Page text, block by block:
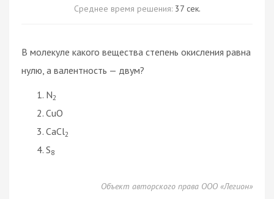
Среднее время решения: 37 сек.
В молекуле какого вещества степень окисления равна
нулю, а валентность — двум?
N2
CuO
CaCl2
S8
Объект авторского права ООО «Легион»